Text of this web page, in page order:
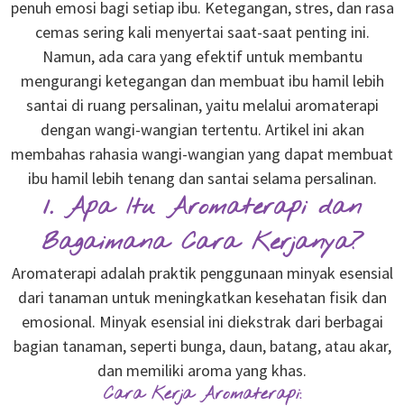
penuh emosi bagi setiap ibu. Ketegangan, stres, dan rasa
cemas sering kali menyertai saat-saat penting ini.
Namun, ada cara yang efektif untuk membantu
mengurangi ketegangan dan membuat ibu hamil lebih
santai di ruang persalinan, yaitu melalui aromaterapi
dengan wangi-wangian tertentu. Artikel ini akan
membahas rahasia wangi-wangian yang dapat membuat
ibu hamil lebih tenang dan santai selama persalinan.
1. Apa Itu Aromaterapi dan
Bagaimana Cara Kerjanya?
Aromaterapi adalah praktik penggunaan minyak esensial
dari tanaman untuk meningkatkan kesehatan fisik dan
emosional. Minyak esensial ini diekstrak dari berbagai
bagian tanaman, seperti bunga, daun, batang, atau akar,
dan memiliki aroma yang khas.
Cara Kerja Aromaterapi: